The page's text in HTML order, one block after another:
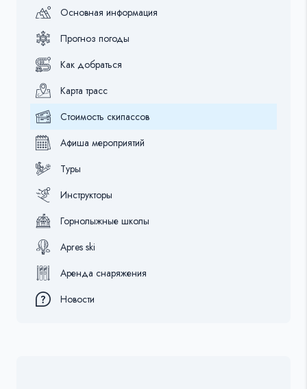
Основная информация
Прогноз погоды
Как добраться
Карта трасс
Стоимость скипассов
Афиша мероприятий
Туры
Инструкторы
Горнолыжные школы
Apres ski
Аренда снаряжения
Новости